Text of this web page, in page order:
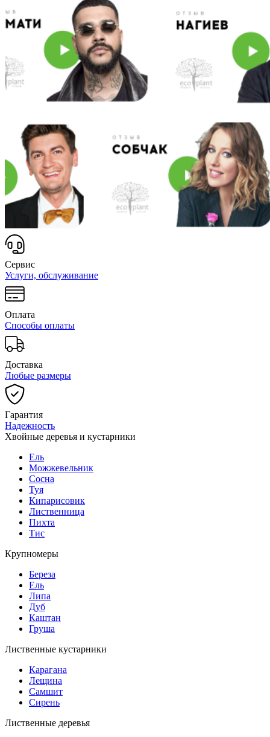
Сервис
Услуги, обслуживание
Оплата
Способы оплаты
Доставка
Любые размеры
Гарантия
Надежность
Хвойные деревья и кустарники
Ель
Можжевельник
Сосна
Туя
Кипарисовик
Лиственница
Пихта
Тис
Крупномеры
Береза
Ель
Липа
Дуб
Каштан
Груша
Лиственные кустарники
Карагана
Лещина
Самшит
Сирень
Лиственные деревья